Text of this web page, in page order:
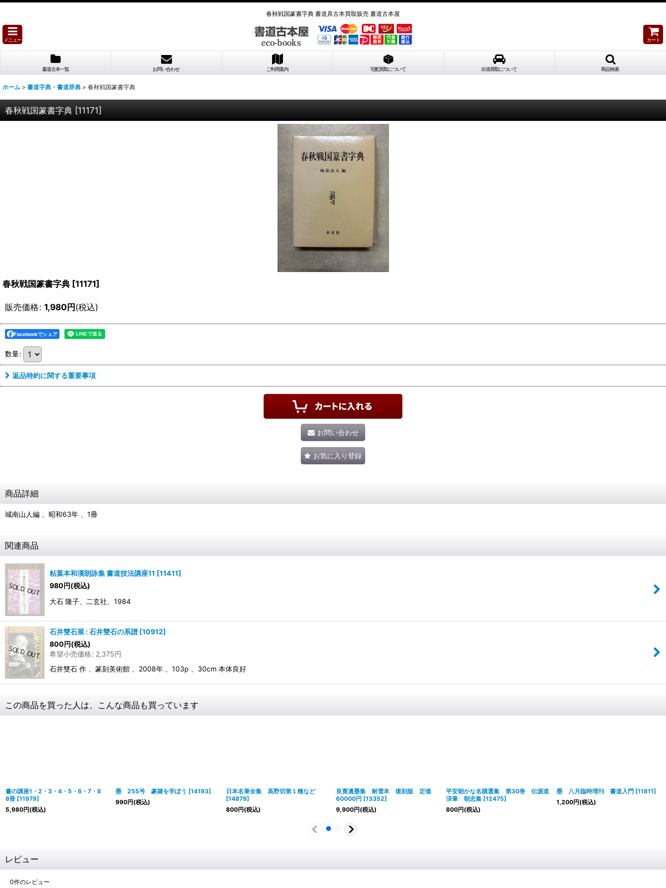
春秋戦国篆書字典 書道具古本買取販売 書道古本屋
メニュー カート
書道古本一覧 お問い合わせ ご利用案内 宅配買取について 出張買取について 商品検索
ホーム > 書道字典・書道辞典 > 春秋戦国篆書字典
春秋戦国篆書字典 [11171]
春秋戦国篆書字典 [11171]
販売価格: 1,980円(税込)
Facebookでシェア
数量:
返品特約に関する重要事項
お問い合わせ
お気に入り登録
商品詳細
城南山人編 、昭和63年 、1冊
関連商品
粘葉本和漢朗詠集 書道技法講座11 [11411]
980円(税込)
大石 隆子、二玄社、1984
石井雙石展 : 石井雙石の系譜 [10912]
800円(税込)
希望小売価格: 2,375円
石井雙石 作 、篆刻美術館 、2008年 、103p 、30cm 本体良好
この商品を買った人は、こんな商品も買っています
書の講座1・2・3・4・5・6・7・8
8冊 [11979]
5,980円(税込)
墨 255号 篆隷を学ぼう [14193]
990円(税込)
日本名筆全集 高野切第１種など
[14879]
800円(税込)
良寛遺墨集 耐雪本 復刻版 定価
60000円 [13352]
9,900円(税込)
平安朝かな名蹟選集 第30巻 伝源道
済筆 朝忠集 [12475]
800円(税込)
墨 八月臨時増刊 書道入門 [11811]
1,200円(税込)
レビュー
0件のレビュー